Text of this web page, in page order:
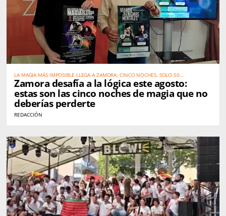
LA MAGIA MÁS IMPOSIBLE LLEGA A ZAMORA: CINCO NOCHES, SOLO 50
ESPECTADORES Y ARTISTAS DE TALLA MUNDIAL
Zamora desafía a la lógica este agosto:
estas son las cinco noches de magia que no
deberías perderte
REDACCIÓN